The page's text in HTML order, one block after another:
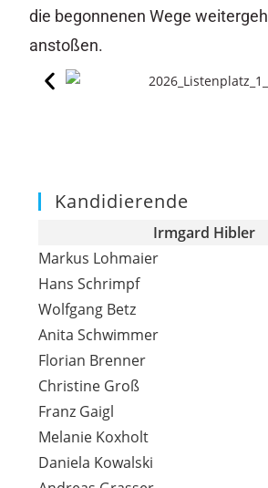
die begonnenen Wege
anstoßen.
Kandidierende
Irmgard Hibler
Markus Lohmaier
Hans Schrimpf
Wolfgang Betz
Anita Schwimmer
Florian Brenner
Christine Groß
Franz Gaigl
Melanie Koxholt
Daniela Kowalski